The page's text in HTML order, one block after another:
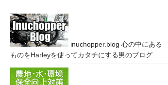
inuchopper.blog 心の中にある
ものをHarleyを使ってカタチにする男のブログ